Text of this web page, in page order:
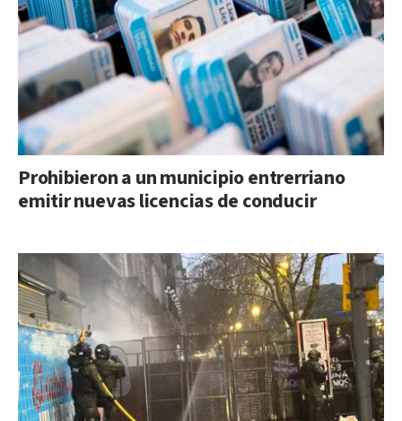
Prohibieron a un municipio entrerriano
emitir nuevas licencias de conducir